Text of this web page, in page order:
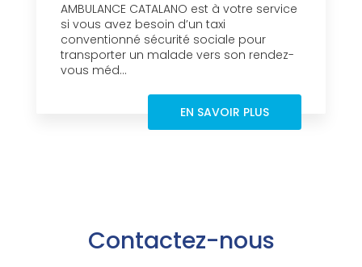
AMBULANCE CATALANO est à votre service
si vous avez besoin d’un taxi
conventionné sécurité sociale pour
transporter un malade vers son rendez-
vous méd...
EN SAVOIR PLUS
Contactez-nous